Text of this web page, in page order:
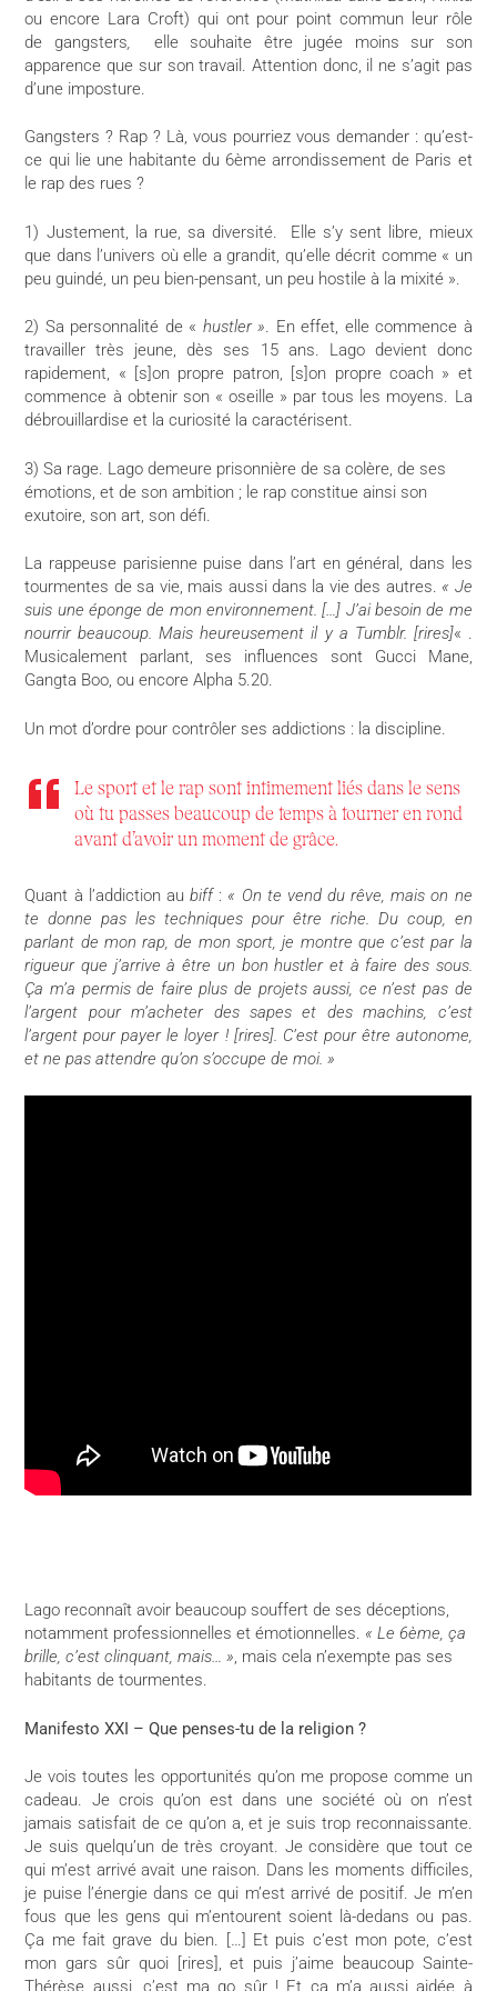
ou encore Lara Croft) qui ont pour point commun leur rôle
de gangsters
elle souhaite être jugée moins sur son
apparence que sur son travail. Attention donc, il ne s’agit pas
d’une imposture.
Gangsters ? Rap ? Là, vous pourriez vous demander : qu’est-
ce qui lie une habitante du 6ème arrondissement de Paris et
le rap des rues ?
1) Justement, la rue, sa diversité. Elle s’y sent libre, mieux
que dans l’univers où elle a grandit, qu’elle décrit comme « un
peu guindé, un peu bien-pensant, un peu hostile à la mixité ».
2) Sa personnalité de « hustler ». En effet, elle commence à
travailler très jeune, dès ses 15 ans. Lago devient donc
rapidement, « [s]on propre patron, [s]on propre coach » et
commence à obtenir son « oseille » par tous les moyens. La
débrouillardise et la curiosité la caractérisent.
3) Sa rage. Lago demeure prisonnière de sa colère, de ses
émotions, et de son ambition ; le rap constitue ainsi son
exutoire, son art, son défi.
La rappeuse parisienne puise dans l’art en général, dans les
tourmentes de sa vie, mais aussi dans la vie des autres. « Je
suis une éponge de mon environnement. […] J’ai besoin de me
nourrir beaucoup. Mais heureusement il y a Tumblr. [rires]« .
Musicalement parlant, ses influences sont Gucci Mane,
Gangta Boo, ou encore Alpha 5.20.
Un mot d’ordre pour contrôler ses addictions : la discipline.
Le sport et le rap sont intimement liés dans le sens
où tu passes beaucoup de temps à tourner en rond
avant d’avoir un moment de grâce.
Quant à l’addiction aubiff: « On te vend du rêve, mais on ne
te donne pas les techniques pour être riche. Du coup, en
parlant de mon rap, de mon sport, je montre que c’est par la
rigueur que j’arrive à être un bon hustler et à faire des sous.
Ça m’a permis de faire plus de projets aussi, ce n’est pas de
l’argent pour m’acheter des sapes et des machins, c’est
l’argent pour payer le loyer ! [rires]. C’est pour être autonome,
et ne pas attendre qu’on s’occupe de moi. »
Lago reconnaît avoir beaucoup souffert de ses déceptions,
notamment professionnelles et émotionnelles. « Le 6ème, ça
brille, c’est clinquant, mais… », mais cela n’exempte pas ses
habitants de tourmentes.
Manifesto XXI – Que penses-tu de la religion ?
Je vois toutes les opportunités qu’on me propose comme un
cadeau. Je crois qu’on est dans une société où on n’est
jamais satisfait de ce qu’on a, et je suis trop reconnaissante.
Je suis quelqu’un de très croyant. Je considère que tout ce
qui m’est arrivé avait une raison. Dans les moments difficiles,
je puise l’énergie dans ce qui m’est arrivé de positif. Je m’en
fous que les gens qui m’entourent soient là-dedans ou pas.
Ça me fait grave du bien. […] Et puis c’est mon pote, c’est
mon gars sûr quoi [rires], et puis j’aime beaucoup Sainte-
Thérèse aussi, c’est ma go sûr ! Et ça m’a aussi aidée à